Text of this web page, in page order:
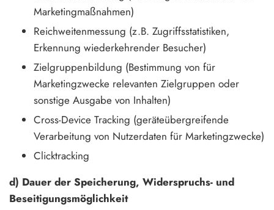
Marketingmaßnahmen)
Reichweitenmessung (z.B. Zugriffsstatistiken,
Erkennung wiederkehrender Besucher)
Zielgruppenbildung (Bestimmung von für
Marketingzwecke relevanten Zielgruppen oder
sonstige Ausgabe von Inhalten)
Cross-Device Tracking (geräteübergreifende
Verarbeitung von Nutzerdaten für Marketingzwecke)
Clicktracking
d) Dauer der Speicherung, Widerspruchs- und
Beseitigungsmöglichkeit